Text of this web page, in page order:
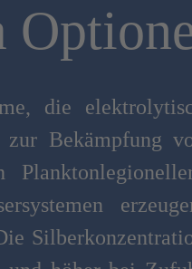
die
Bekämpfung